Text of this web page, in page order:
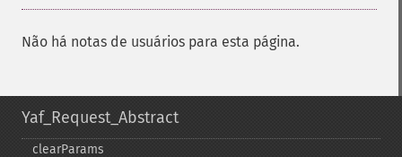
Não há notas de usuários para esta página.
Yaf_Request_Abstract
clearParams